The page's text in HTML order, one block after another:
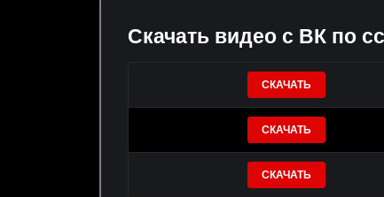
Скачать видео с ВК по
СКАЧАТЬ
СКАЧАТЬ
СКАЧАТЬ